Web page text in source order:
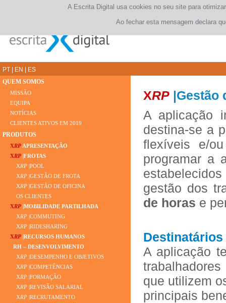
A Escrita Digital usa cookies no seu site para
Ao fechar esta mensagem declara
PT EN
ES
QUEM SOMOS
MISSÃO
EQUIPA
NOTÍCIAS
CLIENTES ATIVOS EM 2019
PRODUTOS
XRP APRESENTAÇÃO
XRP |FROTAS
XRP |POOL
XRP |GESTÃO DE FROTA
XRP |GESTÃO DE OFICINA
OS CLIENTES
XRP |MOBILIDADE PARTILHADA
XRP |COMMUTING
XRP |RIDESHARING
XRP |RECURSOS HUMANOS
RH – DESENVOLVIMENTO
XRP |DESEMPENHO E OBJETIVOS
XRP |COMPETÊNCIAS
XRP |FORMAÇÃO
XRP |REVISÃO SALARIAL
XRP |RECRUTAMENTO
XRP |Gestão
A aplicação
destina-se a
flexíveis e/
programar a
gestão dos
de horas e
A aplicação
que utilizem
principais